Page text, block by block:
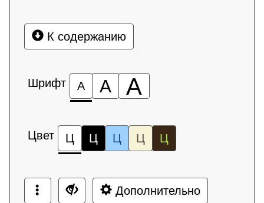
К содержанию
Шрифт А А А
Цвет Ц Ц Ц Ц Ц
Дополнительно